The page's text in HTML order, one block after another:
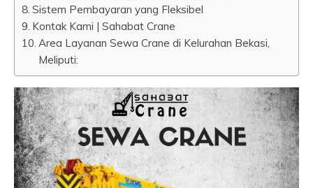
Sistem Pembayaran yang Fleksibel
Kontak Kami | Sahabat Crane
Area Layanan Sewa Crane di Kelurahan Bekasi,
Meliputi: